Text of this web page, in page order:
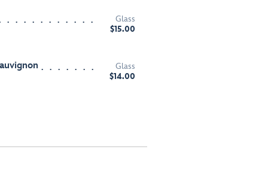
Glass
$15.00
Glass
$14.00